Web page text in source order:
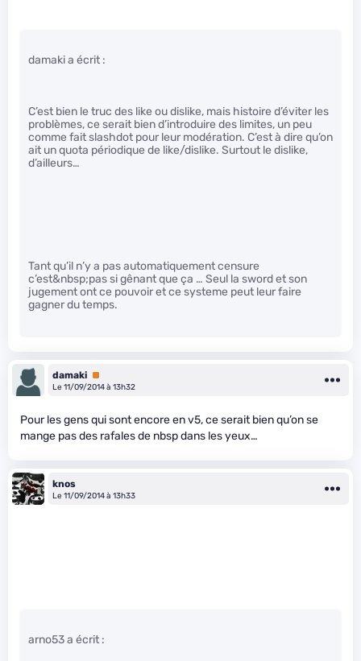
damaki a écrit :
C’est bien le truc des like ou dislike, mais histoire d’éviter les
problèmes, ce serait bien d’introduire des limites, un peu
comme fait slashdot pour leur modération. C’est à dire qu’on
ait un quota périodique de like/dislike. Surtout le dislike,
d’ailleurs…
Tant qu’il n’y a pas automatiquement censure
c’est&nbsp;pas si gênant que ça … Seul la sword et son
jugement ont ce pouvoir et ce systeme peut leur faire
gagner du temps.
damaki Premium
Le 11/09/2014 à 13h32
Pour les gens qui sont encore en v5, ce serait bien qu’on se
mange pas des rafales de nbsp dans les yeux…
knos
Le 11/09/2014 à 13h33
arno53 a écrit :